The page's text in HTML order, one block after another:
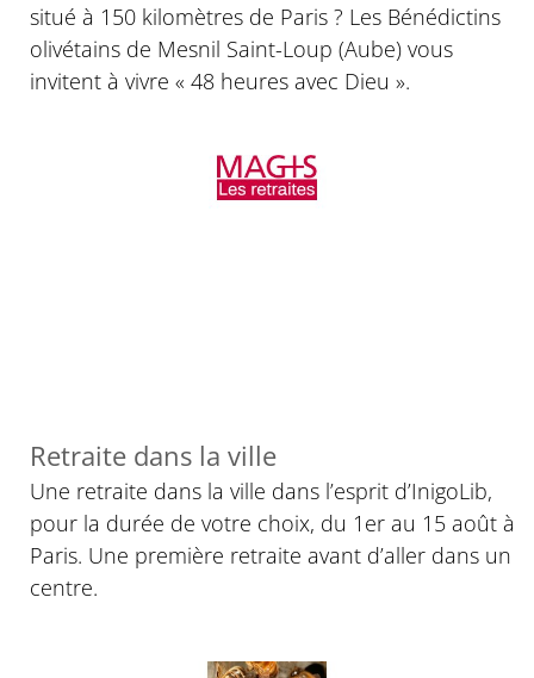
situé à 150 kilomètres de Paris ? Les Bénédictins
olivétains de Mesnil Saint-Loup (Aube) vous
invitent à vivre « 48 heures avec Dieu ».
Retraite dans la ville
Une retraite dans la ville dans l’esprit d’InigoLib,
pour la durée de votre choix, du 1er au 15 août à
Paris. Une première retraite avant d’aller dans un
centre.